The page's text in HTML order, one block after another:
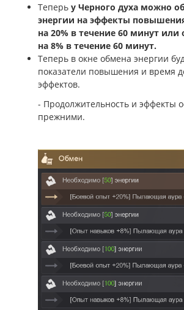
Теперьу Черного духа можно
энергии на эффекты
на 20% в течение 60 минут
на 8% в течение 60 минут.
Теперь в окне обмена энергии
показатели повышения и время
эффектов.
- Продолжительность и эффекты
прежними.